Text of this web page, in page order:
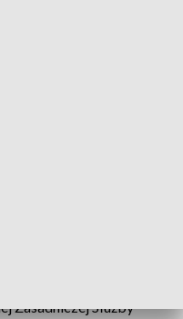
Zasadniczej Służby